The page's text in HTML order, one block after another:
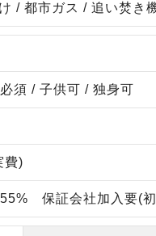
/ 都市ガス / 追い焚き
須 / 子供可 / 独身可
費)
保証会社加入要(初